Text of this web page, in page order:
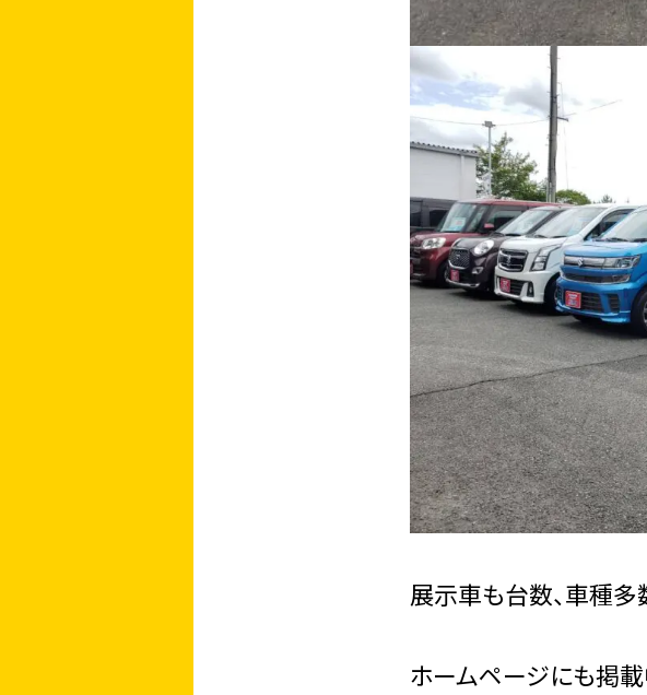
展示車も台数、車種多
ホームページにも掲